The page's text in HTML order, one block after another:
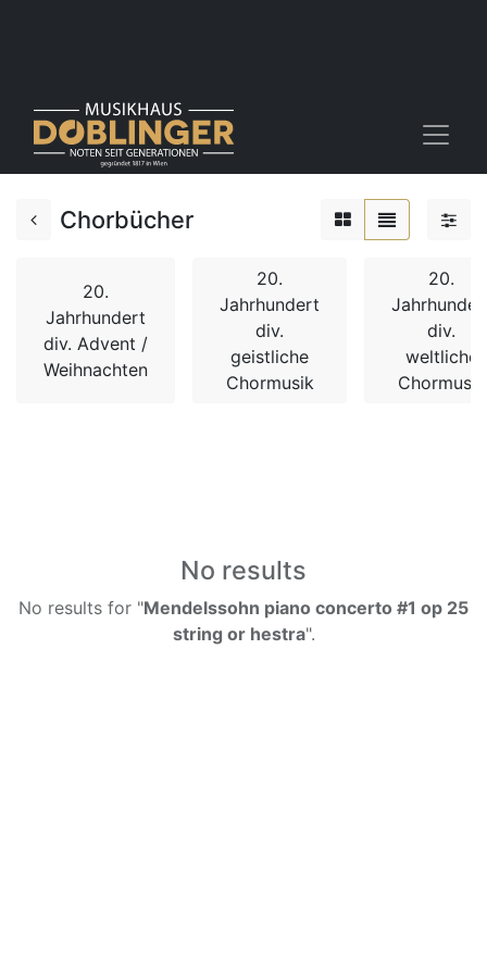
Chorbücher
20.
Jahrhundert
div. Advent /
Weihnachten
20.
Jahrhundert
div.
geistliche
Chormusik
20.
div.
weltliche
Chormusik
No results
No results for "Mendelssohn piano concerto #1 op 25
string or hestra".